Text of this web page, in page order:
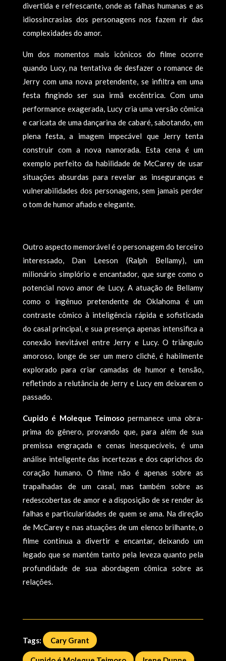
divertida e refrescante, onde as falhas humanas e as
idiossincrasias dos personagens nos fazem rir das
complexidades do amor.
Um dos momentos mais icônicos do filme ocorre
quando Lucy, na tentativa de desfazer o romance de
Jerry com uma nova pretendente, se infiltra em uma
festa fingindo ser sua irmã excêntrica. Com uma
performance exagerada, Lucy cria uma versão cômica
e caricata de uma dançarina de cabaré, sabotando, em
plena festa, a imagem impecável que Jerry tenta
construir com a nova namorada. Esta cena é um
exemplo perfeito da habilidade de McCarey de usar
situações absurdas para revelar as inseguranças e
vulnerabilidades dos personagens, sem jamais perder
o tom de humor afiado e elegante.
Outro aspecto memorável é o personagem do terceiro
interessado, Dan Leeson (Ralph Bellamy), um
milionário simplório e encantador, que surge como o
potencial novo amor de Lucy. A atuação de Bellamy
como o ingênuo pretendente de Oklahoma é um
contraste cômico à inteligência rápida e sofisticada
do casal principal, e sua presença apenas intensifica a
conexão inevitável entre Jerry e Lucy. O triângulo
amoroso, longe de ser um mero clichê, é habilmente
explorado para criar camadas de humor e tensão,
refletindo a relutância de Jerry e Lucy em deixarem o
passado.
Cupido é Moleque Teimoso permanece uma obra-
prima do gênero, provando que, para além de sua
premissa engraçada e cenas inesquecíveis, é uma
análise inteligente das incertezas e dos caprichos do
coração humano. O filme não é apenas sobre as
trapalhadas de um casal, mas também sobre as
redescobertas de amor e a disposição de se render às
falhas e particularidades de quem se ama. Na direção
de McCarey e nas atuações de um elenco brilhante, o
filme continua a divertir e encantar, deixando um
legado que se mantém tanto pela leveza quanto pela
profundidade de sua abordagem cômica sobre as
relações.
Tags: Cary Grant